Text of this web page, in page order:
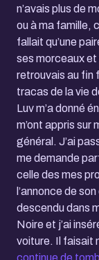
n’avais plus de
ou à ma famille,
fallait qu’une
ses morceaux
retrouvais au fin
tracas de la vie
Luv m’a donné
m’ont appris sur
général. J’ai
me demande
celle des mes
l’annonce de
descendu dans
Noire et j’ai
voiture. Il faisait